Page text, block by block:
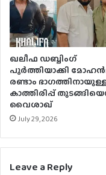
ഖലീഫ ഡബ്ബിംഗ്
പൂർത്തിയാക്കി
രണ്ടാം
കാത്തിരിപ്പ്
വൈശാഖ്
July 29, 2026
Leave a Reply